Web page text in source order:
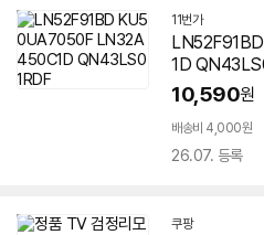
11번가
1D
10,590원
배송비 4,000원
26.07. 등록
쿠팡